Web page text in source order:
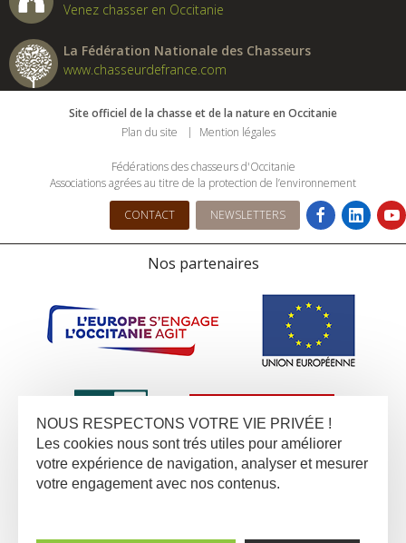
Venez chasser en Occitanie
La Fédération Nationale des Chasseurs
www.chasseurdefrance.com
Site officiel de la chasse et de la nature en Occitanie
Plan du site
Mention légales
Fédérations des chasseurs d'Occitanie
Associations agrées au titre de la protection de l’environnement
CONTACT NEWSLETTERS
Nos partenaires
NOUS RESPECTONS VOTRE VIE PRIVÉE !
Les cookies nous sont trés utiles pour améliorer
votre expérience de navigation, analyser et mesurer
votre engagement avec nos contenus.